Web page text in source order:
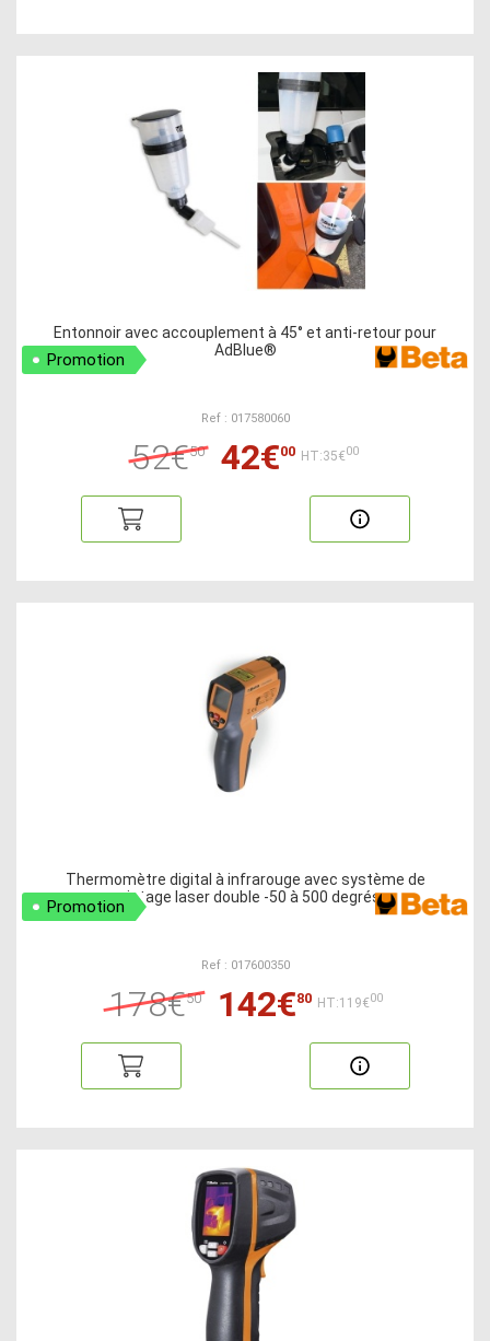
Entonnoir avec accouplement à 45° et anti-retour pour
AdBlue®
Promotion
Ref : 017580060
52€50 42€00 HT:35€00
Thermomètre digital à infrarouge avec système de
pointage laser double -50 à 500 degrés
Promotion
Ref : 017600350
178€50 142€80 HT:119€00